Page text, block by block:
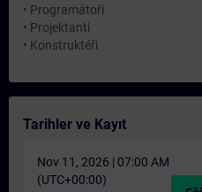
• Programátoři
• Projektanti
• Konstruktéři
Tarihler ve Kayıt
Nov 11, 2026 | 07:00 AM
(UTC+00:00)